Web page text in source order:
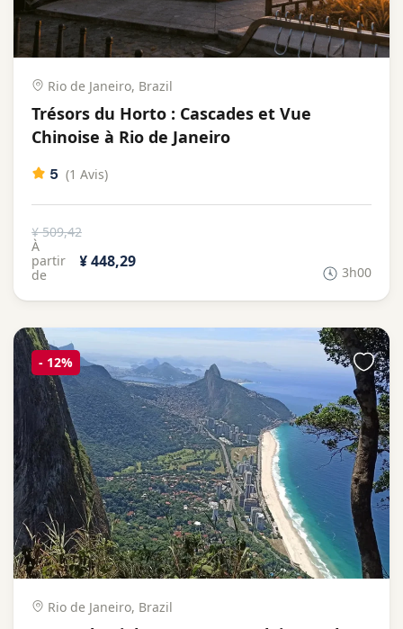
Rio de Janeiro, Brazil
Trésors du Horto : Cascades et Vue
Chinoise à Rio de Janeiro
5 (1 Avis)
¥ 509,42
À
partir
de
¥ 448,29
3h00
- 12%
Rio de Janeiro, Brazil